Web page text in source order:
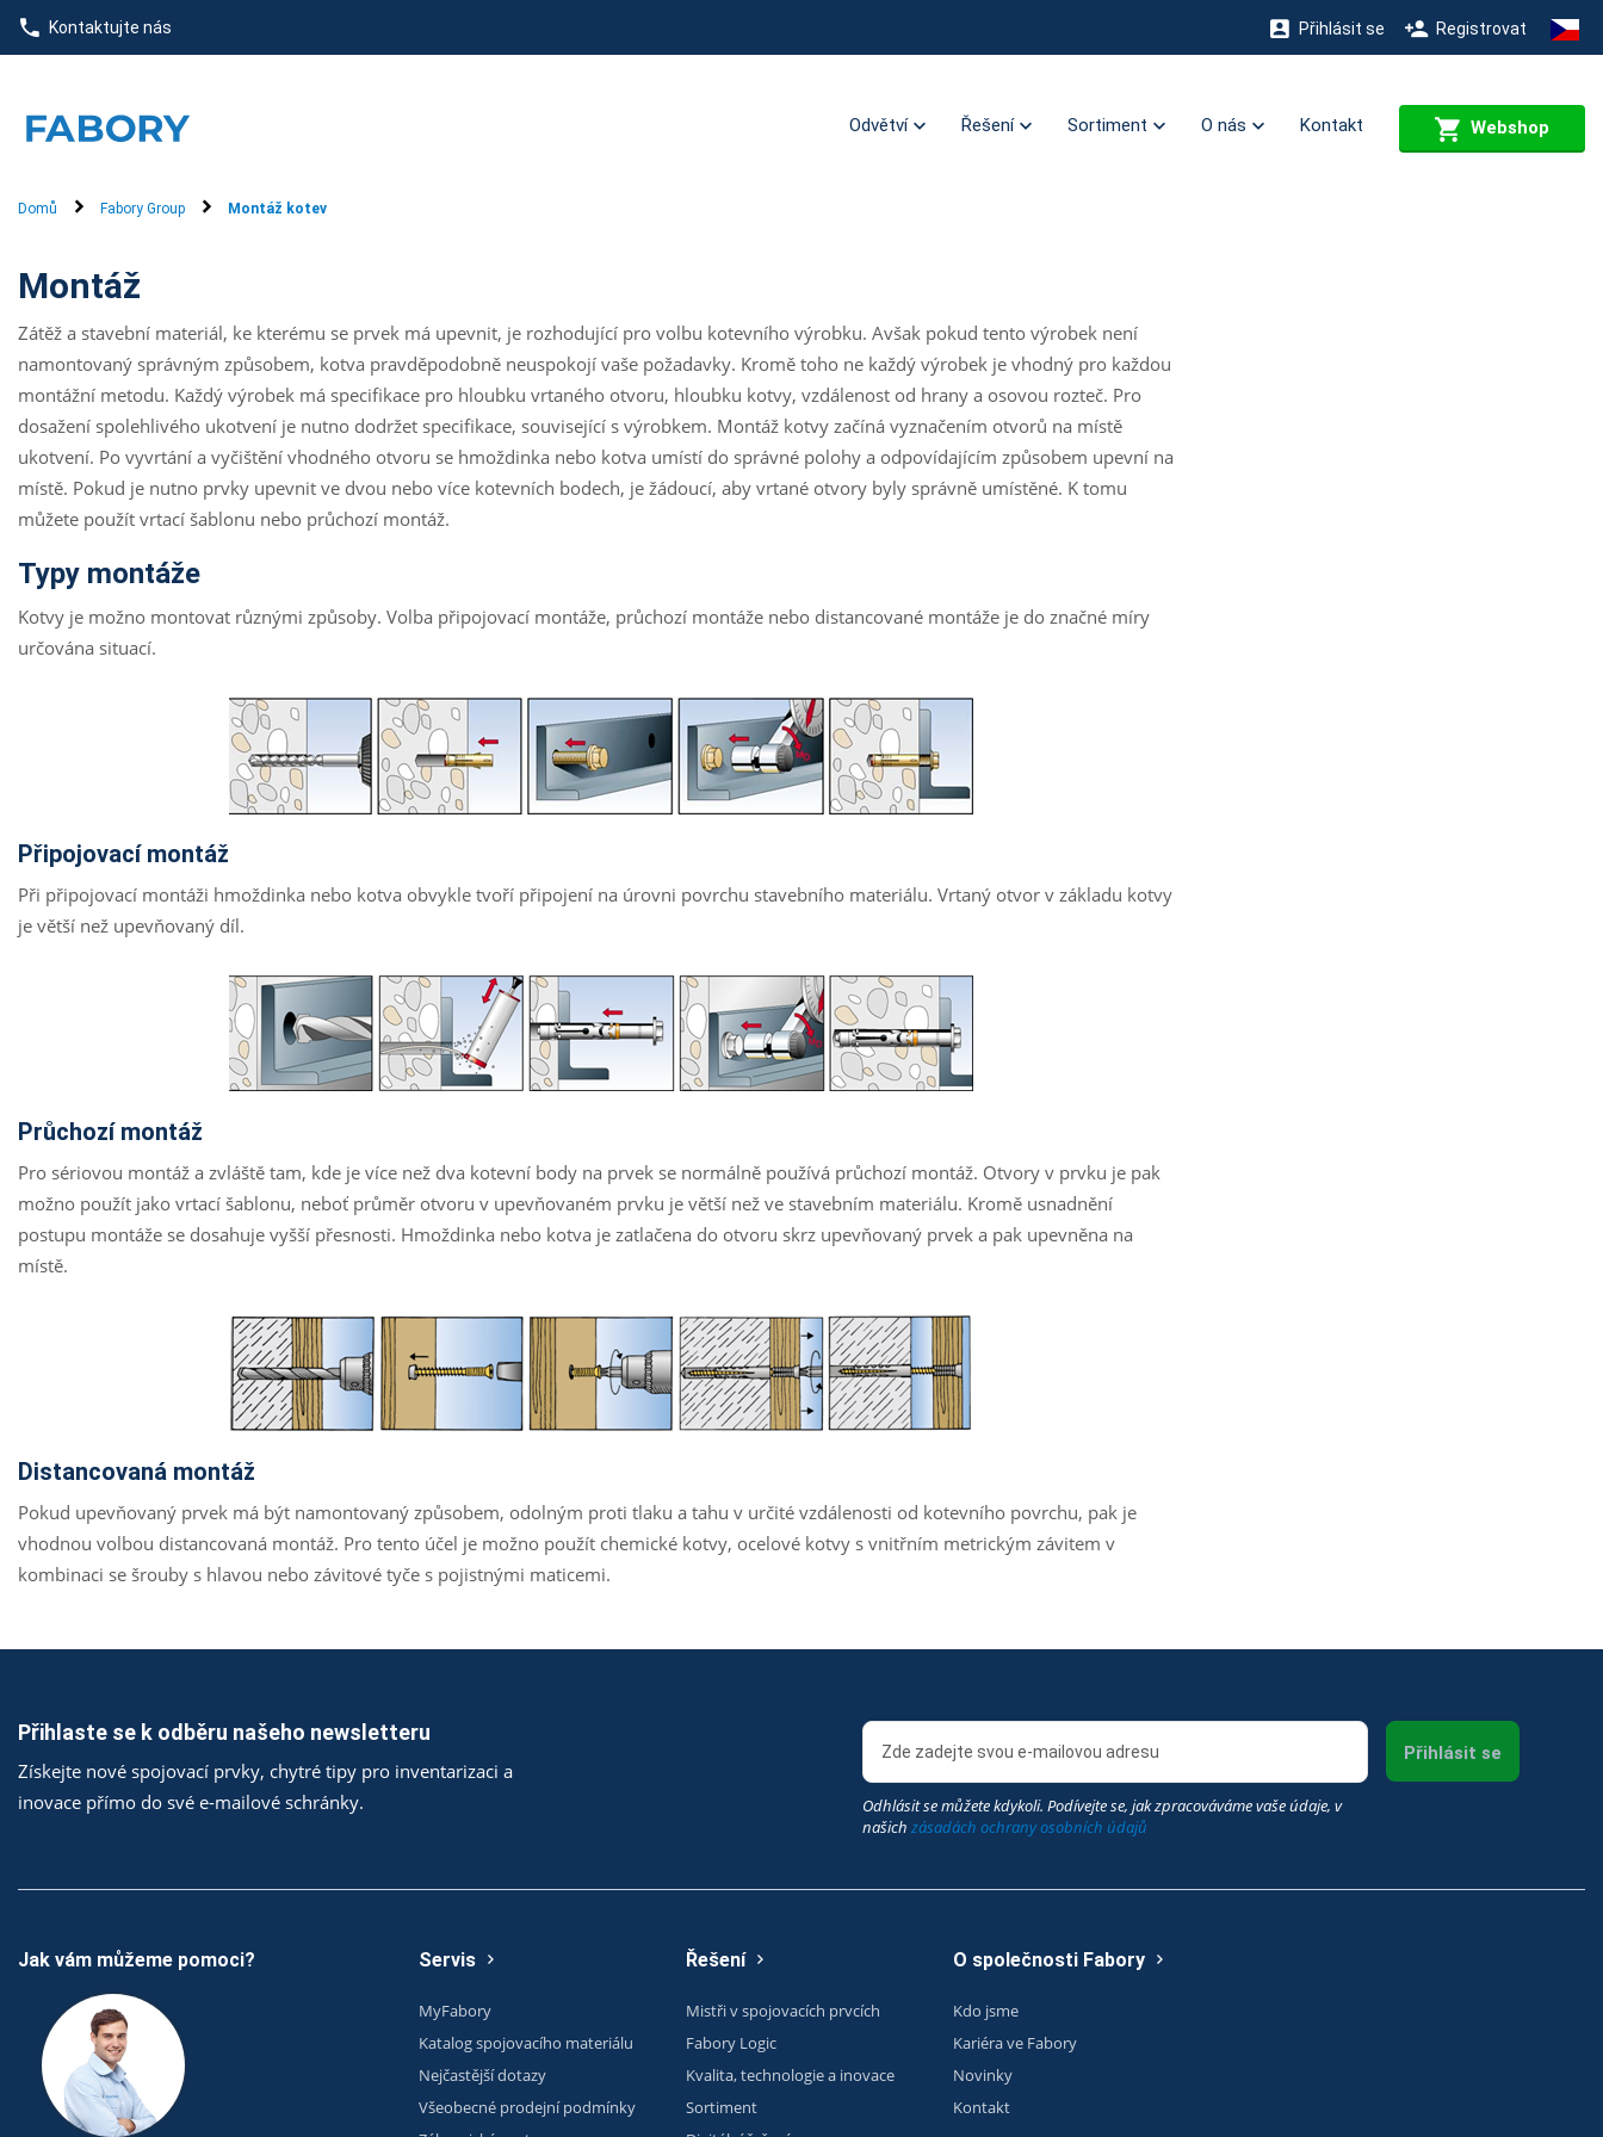
text.skipToContent
text.skipToNavigation
Kontaktujte nás Přihlásit se Registrovat
Odvětví Řešení Sortiment O nás Kontakt Webshop
Domů Fabory Group Montáž kotev
Montáž
Zátěž a stavební materiál, ke kterému se prvek má upevnit, je rozhodující pro volbu kotevního výrobku. Avšak pokud tento výrobek není
namontovaný správným způsobem, kotva pravděpodobně neuspokojí vaše požadavky. Kromě toho ne každý výrobek je vhodný pro každou
montážní metodu. Každý výrobek má specifikace pro hloubku vrtaného otvoru, hloubku kotvy, vzdálenost od hrany a osovou rozteč. Pro
dosažení spolehlivého ukotvení je nutno dodržet specifikace, související s výrobkem. Montáž kotvy začíná vyznačením otvorů na místě
ukotvení. Po vyvrtání a vyčištění vhodného otvoru se hmoždinka nebo kotva umístí do správné polohy a odpovídajícím způsobem upevní na
místě. Pokud je nutno prvky upevnit ve dvou nebo více kotevních bodech, je žádoucí, aby vrtané otvory byly správně umístěné. K tomu
můžete použít vrtací šablonu nebo průchozí montáž.
Typy montáže
Kotvy je možno montovat různými způsoby. Volba připojovací montáže, průchozí montáže nebo distancované montáže je do značné míry
určována situací.
Připojovací montáž
Při připojovací montáži hmoždinka nebo kotva obvykle tvoří připojení na úrovni povrchu stavebního materiálu. Vrtaný otvor v základu kotvy
je větší než upevňovaný díl.
Průchozí montáž
Pro sériovou montáž a zvláště tam, kde je více než dva kotevní body na prvek se normálně používá průchozí montáž. Otvory v prvku je pak
možno použít jako vrtací šablonu, neboť průměr otvoru v upevňovaném prvku je větší než ve stavebním materiálu. Kromě usnadnění
postupu montáže se dosahuje vyšší přesnosti. Hmoždinka nebo kotva je zatlačena do otvoru skrz upevňovaný prvek a pak upevněna na
místě.
Distancovaná montáž
Pokud upevňovaný prvek má být namontovaný způsobem, odolným proti tlaku a tahu v určité vzdálenosti od kotevního povrchu, pak je
vhodnou volbou distancovaná montáž. Pro tento účel je možno použít chemické kotvy, ocelové kotvy s vnitřním metrickým závitem v
kombinaci se šrouby s hlavou nebo závitové tyče s pojistnými maticemi.
Přihlaste se k odběru našeho newsletteru
Získejte nové spojovací prvky, chytré tipy pro inventarizaci a
inovace přímo do své e-mailové schránky.
Odhlásit se můžete kdykoli. Podívejte se, jak zpracováváme vaše údaje, v
našich zásadách ochrany osobních údajů
Přihlásit se
Jak vám můžeme pomoci? Servis
MyFabory
Katalog spojovacího materiálu
Nejčastější dotazy
Všeobecné prodejní podmínky
Řešení
Mistři v spojovacích prvcích
Fabory Logic
Kvalita, technologie a inovace
Sortiment
O společnosti Fabory
Kdo jsme
Kariéra ve Fabory
Novinky
Kontakt